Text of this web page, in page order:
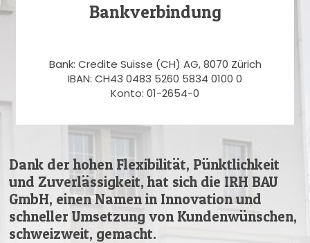
Bankverbindung
Bank: Credite Suisse (CH) AG, 8070 Zürich
IBAN: CH43 0483 5260 5834 0100 0
Konto: 01-2654-0
Dank der hohen Flexibilität, Pünktlichkeit
und Zuverlässigkeit, hat sich die IRH BAU
GmbH, einen Namen in Innovation und
schneller Umsetzung von Kundenwünschen,
schweizweit, gemacht.